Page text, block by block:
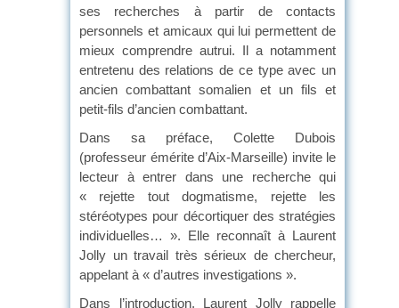
ses recherches à partir de contacts
personnels et amicaux qui lui permettent de
mieux comprendre autrui. Il a notamment
entretenu des relations de ce type avec un
ancien combattant somalien et un fils et
petit-fils d’ancien combattant.
Dans sa préface, Colette Dubois
(professeur émérite d’Aix-Marseille) invite le
lecteur à entrer dans une recherche qui
« rejette tout dogmatisme, rejette les
stéréotypes pour décortiquer des stratégies
individuelles… ». Elle reconnaît à Laurent
Jolly un travail très sérieux de chercheur,
appelant à « d’autres investigations ».
Dans l’introduction, Laurent Jolly rappelle